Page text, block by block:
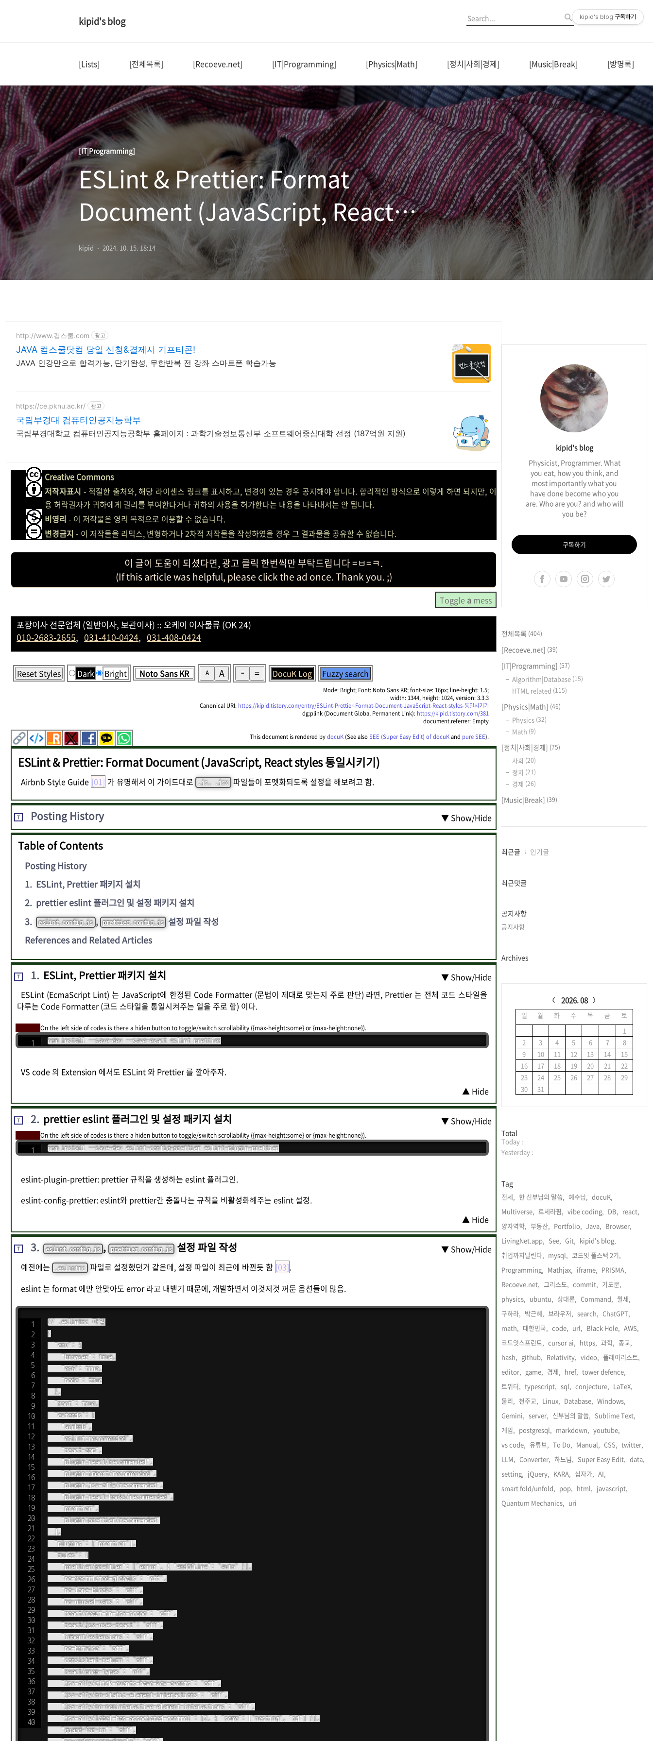
kipid's blog
[Lists] [전체목록] [Recoeve.net] [IT|Programming] [Physics|Math] [정치|사회|경제] [Music|Break] [방명록]
[IT|Programming]
ESLint & Prettier: Format
Document (JavaScript, React
styles 통일시키기)
kipid 2024. 10. 15. 18:14
http://www.컴스쿨.com 광고
JAVA 컴스쿨닷컴 당일 신청&결제시 기프티콘!
JAVA 인강만으로 합격가능, 단기완성, 무한반복 전 강좌 스마트폰 학습가능
https://ce.pknu.ac.kr/ 광고
국립부경대 컴퓨터인공지능학부
국립부경대학교 컴퓨터인공지능공학부 홈페이지 : 과학기술정보통신부 소프트웨어중심대학 선정 (187억원 지원)
Creative Commons
저작자표시 - 적절한 출처와, 해당 라이센스 링크를 표시하고, 변경이 있는 경우 공지해야 합니다. 합리적인 방식으로 이렇게 하면 되지만, 이
용 허락권자가 귀하에게 권리를 부여한다거나 귀하의 사용을 허가한다는 내용을 나타내서는 안 됩니다.
비영리 - 이 저작물은 영리 목적으로 이용할 수 없습니다.
변경금지 - 이 저작물을 리믹스, 변형하거나 2차적 저작물을 작성하였을 경우 그 결과물을 공유할 수 없습니다.
이 글이 도움이 되셨다면, 광고 클릭 한번씩만 부탁드립니다 =ㅂ=ㅋ.
(If this article was helpful, please click the ad once. Thank you. ;)
Toggle a mess
포장이사 전문업체 (일반이사, 보관이사) :: 오케이 이사물류 (OK 24)
010-2683-2655, 031-410-0424, 031-408-0424
Reset Styles Dark Bright A A = = DocuK Log Fuzzy search
Mode: Bright; Font: Noto Sans KR; font-size: 16px; line-height: 1.5;
width: 1344, height: 1024, version: 3.3.3
Canonical URI: https://kipid.tistory.com/entry/ESLint-Prettier-Format-Document-JavaScript-React-styles-통일시키기
dg:plink (Document Global Permanent Link): https://kipid.tistory.com/381
document.referrer: Empty
This document is rendered bydocuK (See alsoSEE (Super Easy Edit) of docuKand pure SEE).
ESLint & Prettier: Format Document (JavaScript, React styles 통일시키기)
Airbnb Style Guide [01] 가 유명해서 이 가이드대로 .js, .jsx 파일들이 포멧화되도록 설정을 해보려고 함.
T Posting History ▼ Show/Hide
Table of Contents
Posting History
1. ESLint, Prettier 패키지 설치
2. prettier eslint 플러그인 및 설정 패키지 설치
3. eslint.config.js , prettier.config.js 설정 파일 작성
References and Related Articles
T 1. ESLint, Prettier 패키지 설치
▼ Show/Hide
ESLint (EcmaScript Lint) 는 JavaScript에 한정된 Code Formatter (문법이 제대로 맞는지 주로 판단) 라면, Prettier 는 전체 코드 스타일을
다루는 Code Formatter (코드 스타일을 통일시켜주는 일을 주로 함) 이다.
On the left side of codes is there a hiden button to toggle/switch scrollability ({max-height:some} or {max-height:none}).
npm install --save-dev --save-exact eslint prettier
VS code 의 Extension 에서도 ESLint 와 Prettier 를 깔아주자.
▲ Hide
T 2. prettier eslint 플러그인 및 설정 패키지 설치 ▼ Show/Hide
On the left side of codes is there a hiden button to toggle/switch scrollability ({max-height:some} or {max-height:none}).
npm install --save-dev eslint-config-prettier eslint-plugin-prettier
eslint-plugin-prettier: prettier 규칙을 생성하는 eslint 플러그인.
eslint-config-prettier: eslint와 prettier간 충돌나는 규칙을 비활성화해주는 eslint 설정.
▲ Hide
T 3. eslint.config.js , prettier.config.js 설정 파일 작성
▼ Show/Hide
예전에는 .eslintrc 파일로 설정했던거 같은데, 설정 파일이 최근에 바뀐듯 함 [03].
eslint 는 format 에만 안맞아도 error 라고 내뱉기 때문에, 개발하면서 이것저것 꺼둔 옵션들이 많음.
// .eslintrc 파일
{
kipid's blog
Physicist, Programmer. What
you eat, how you think, and
most importantly what you
have done become who you
are. Who are you? and who will
you be?
구독하기
전체목록 (404)
[Recoeve.net] (39)
[IT|Programming] (57)
Algorithm|Database (15)
HTML related (115)
[Physics|Math] (46)
Physics (32)
Math (9)
[정치|사회|경제] (75)
사회 (20)
정치 (21)
경제 (26)
[Music|Break] (39)
최
과
글
최근글 인기글
최근댓글
공지사항
공지사항
Archives
2026. 08
일 월 화 수 목 금
토
1
2
3 4 5 6 7
8
9
10 11 12 13 14
15
16
17 18 19 20 21
22
23
24 25 26 27 28
29
30
31
방
문
자
Total
Today :
Yesterday :
Tag
전세, 한 신부님의 말씀, 예수님, docuK,
Multiverse, 르세라핌, vibe coding, DB, react,
양자역학, 부동산, Portfolio, Java, Browser,
LivingNet.app, See, Git, kipid's blog,
취업까지달린다, mysql, 코드잇 풀스택 2기,
Programming, Mathjax, iframe, PRISMA,
Recoeve.net, 그리스도, commit, 기도문,
physics, ubuntu, 상대론, Command, 월세,
구하라, 박근혜, 브라우저, search, ChatGPT,
math, 대한민국, code, url, Black Hole, AWS,
코드잇스프린트, cursor ai, https, 과학, 종교,
hash, github, Relativity, video, 플레이리스트,
editor, game, 경제, href, tower defence,
트위터, typescript, sql, conjecture, LaTeX,
물리, 천주교, Linux, Database, Windows,
Gemini, server, 신부님의 말씀, Sublime Text,
게임, postgresql, markdown, youtube,
vs code, 유튜브, To Do, Manual, CSS, twitter,
LLM, Converter, 하느님, Super Easy Edit, data,
setting, jQuery, KARA, 십자가, AI,
smart fold/unfold, pop, html, javascript,
Quantum Mechanics, uri,
kipid's blog 구독하기